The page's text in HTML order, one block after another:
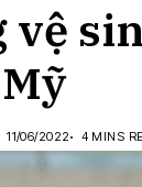
vệ
11/06/2022 4 MINS